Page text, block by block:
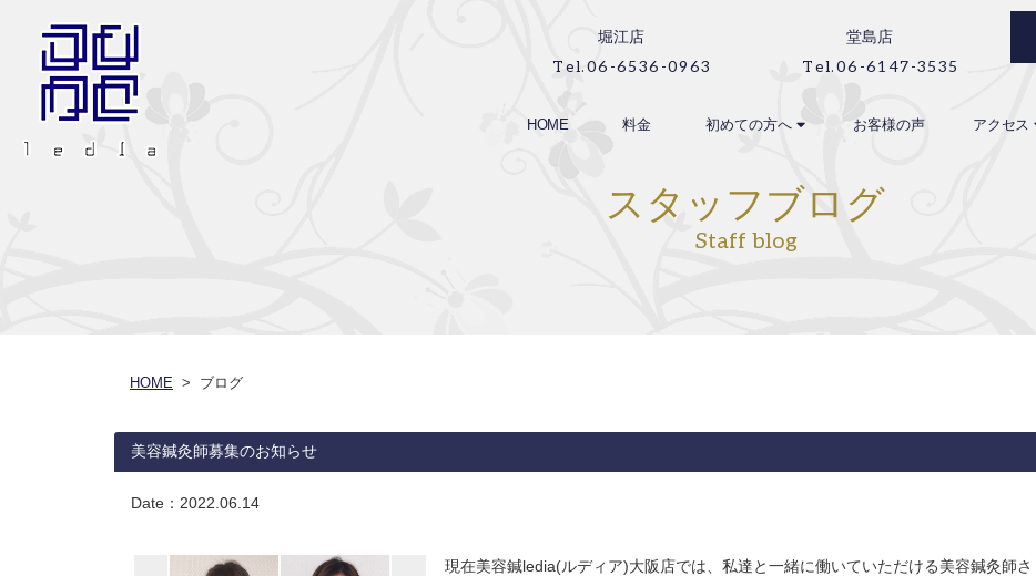
堀江店
Tel.06-6536-0963
堂島店
Tel.06-6147-3535
HOME 料金 初めての方へ お客様の声 アクセス
スタッフブログ
Staff blog
HOME > ブログ
美容鍼灸師募集のお知らせ
Date： 2022.06.14
現在美容鍼ledia(ルディア)大阪店では、私達と一緒に働いていただける美容鍼灸師さ